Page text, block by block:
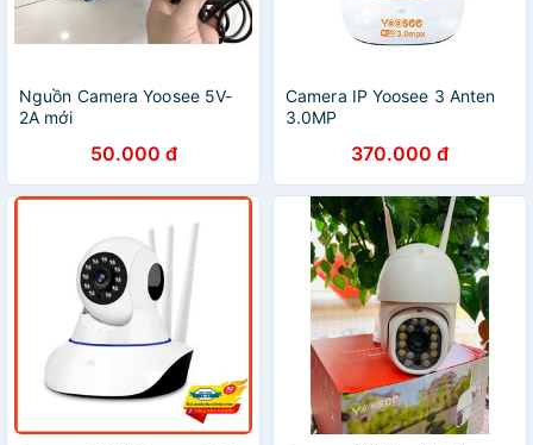
Nguồn Camera Yoosee 5V-
2A mới
50.000 đ
Camera IP Yoosee 3 Anten
3.0MP
370.000 đ